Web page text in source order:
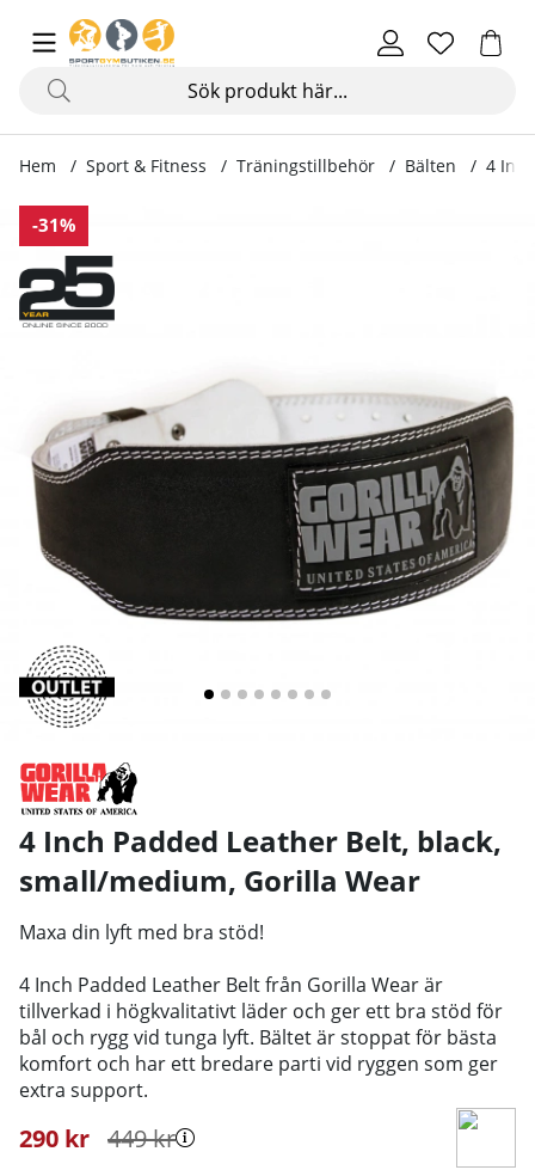
Hem Sport & Fitness Träningstillbehör Bälten 4
-31%
Produktbilder 4 Inch Padded Leather Belt, black
4 Inch Padded Leather Belt, black,
small/medium, Gorilla Wear
Maxa din lyft med bra stöd!
4 Inch Padded Leather Belt från Gorilla Wear är
tillverkad i högkvalitativt läder och ger ett bra stöd för
bål och rygg vid tunga lyft. Bältet är stoppat för bästa
komfort och har ett bredare parti vid ryggen som ger
extra support.
449kr
290 kr